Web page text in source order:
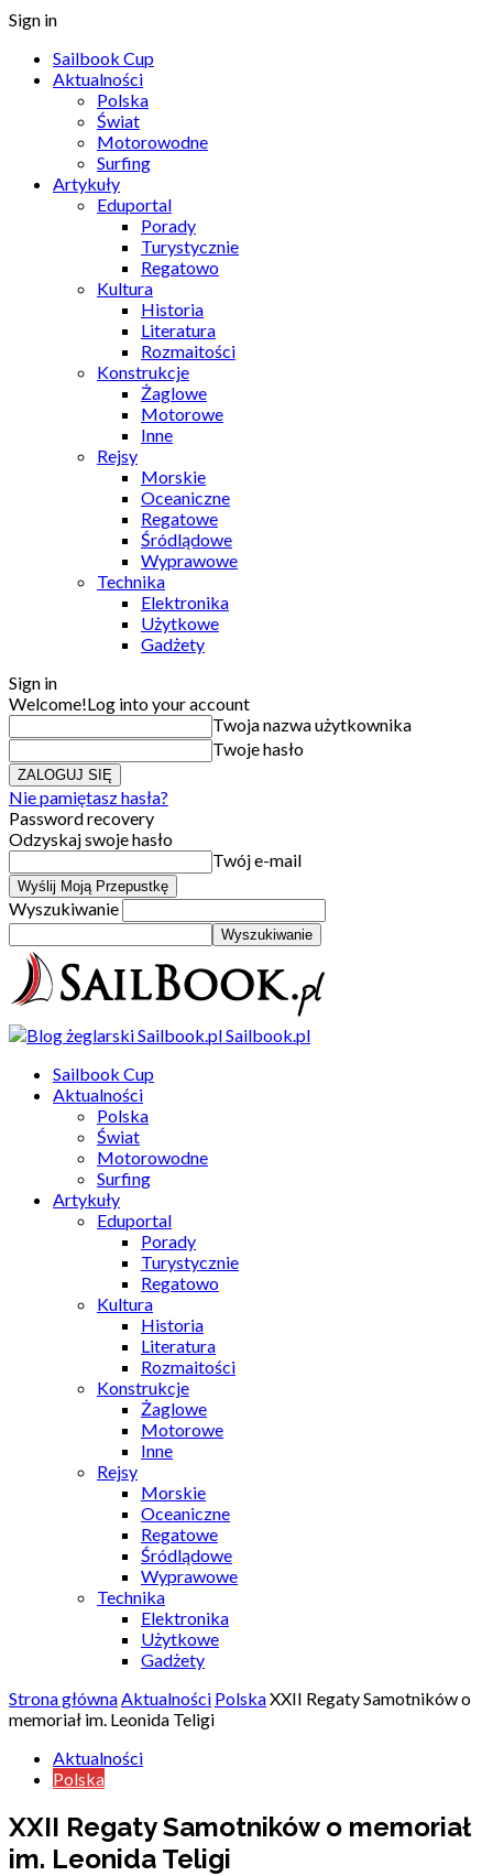
Sign in
Sailbook Cup
Aktualności
Polska
Świat
Motorowodne
Surfing
Artykuły
Eduportal
Porady
Turystycznie
Regatowo
Kultura
Historia
Literatura
Rozmaitości
Konstrukcje
Żaglowe
Motorowe
Inne
Rejsy
Morskie
Oceaniczne
Regatowe
Śródlądowe
Wyprawowe
Technika
Elektronika
Użytkowe
Gadżety
Sign in
Welcome!Log into your account
Twoja nazwa użytkownika
Twoje hasło
Nie pamiętasz hasła?
Password recovery
Odzyskaj swoje hasło
Twój e-mail
Wyszukiwanie
Sailbook.pl
Sailbook Cup
Aktualności
Polska
Świat
Motorowodne
Surfing
Artykuły
Eduportal
Porady
Turystycznie
Regatowo
Kultura
Historia
Literatura
Rozmaitości
Konstrukcje
Żaglowe
Motorowe
Inne
Rejsy
Morskie
Oceaniczne
Regatowe
Śródlądowe
Wyprawowe
Technika
Elektronika
Użytkowe
Gadżety
Strona głównaAktualności PolskaXXII Regaty Samotników o
memoriał im. Leonida Teligi
Aktualności
Polska
XXII Regaty Samotników o memoriał
im. Leonida Teligi